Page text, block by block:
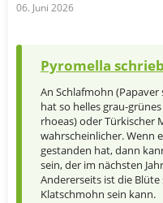
:
06. Juni 2026
Pyromella
An Schlafmohn
hat so helles grau-
rhoeas) oder Türkischer
wahrscheinlicher. Wenn
gestanden hat, dann
sein, der im nächsten
Andererseits ist die Blüte
Klatschmohn sein kann.